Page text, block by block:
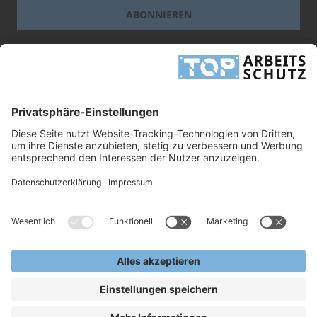
ABONNIEREN
Dieses Formular ist durch reCAPTCHA geschützt - es gelten dieGoogle-
-Geschäftsbedingungen.
UNTERNEHMEN
RECHTLICHES
TOP ARBEITSSCHUTZ GMBH
24568 Kaltenkirchen
Fax +49 41 91/72 26 18-99
www.top-arbeitsschutz.de
Copyright © 2026, TOP Arbeitsschutz GmbH.